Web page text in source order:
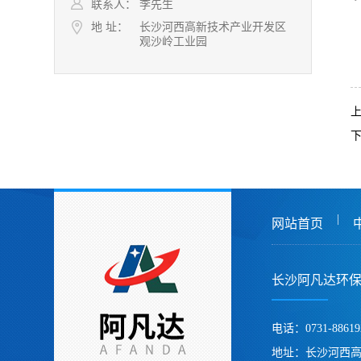
联系人：
李先生
地 址：
长沙河西高新技术产业开发区
观沙岭工业园
网站首页
长沙阿凡达环
电话：0731-
地址：长沙河西